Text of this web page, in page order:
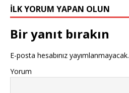
İLK YORUM YAPAN OLUN
Bir yanıt bırakın
E-posta hesabınız yayımlanmayacak.
Yorum